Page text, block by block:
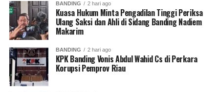
BANDING 2 hari ago
Kuasa Hukum Minta Pengadilan Tinggi Periksa
Ulang Saksi dan Ahli di Sidang Banding Nadiem
Makarim
BANDING 2 hari ago
KPK Banding Vonis Abdul Wahid Cs di Perkara
Korupsi Pemprov Riau